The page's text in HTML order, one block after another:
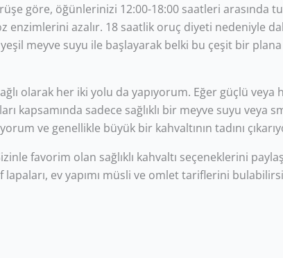
göre, öğünlerinizi 12:00-18:00 saatleri arasında
enzimlerini azalır. 18 saatlik oruç diyeti nedeniyle
meyve suyu ile başlayarak belki bu çeşit bir plana
olarak her iki yolu da yapıyorum. Eğer güçlü veya
kapsamında sadece sağlıklı bir meyve suyu veya
ve genellikle büyük bir kahvaltının tadını
favorim olan sağlıklı kahvaltı seçeneklerini
ev yapımı müsli ve omlet tariflerini